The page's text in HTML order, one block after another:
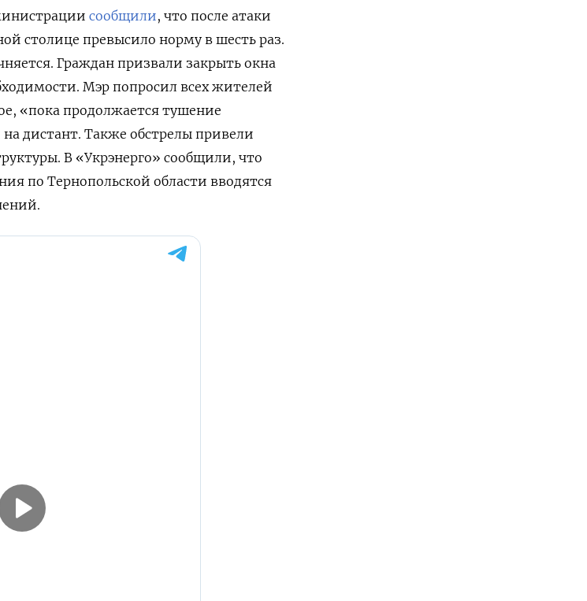
сообщили, что после атаки
столице превысило норму в шесть раз.
Граждан призвали закрыть окна
Мэр попросил всех жителей
«пока продолжается тушение
дистант. Также обстрелы привели
В «Укрэнерго» сообщили, что
по Тернопольской области вводятся